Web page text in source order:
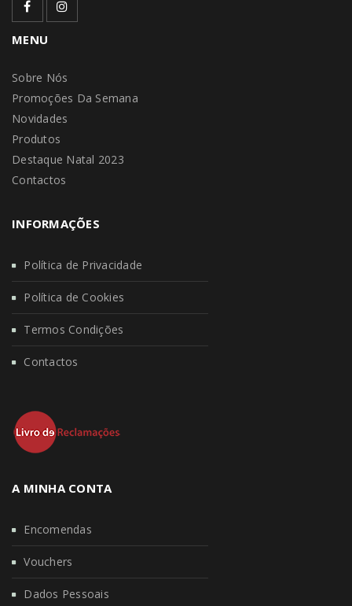
MENU
Sobre Nós
Promoções Da Semana
Novidades
Produtos
Destaque Natal 2023
Contactos
INFORMAÇÕES
Política de Privacidade
Política de Cookies
Termos Condições
Contactos
A MINHA CONTA
Encomendas
Vouchers
Dados Pessoais